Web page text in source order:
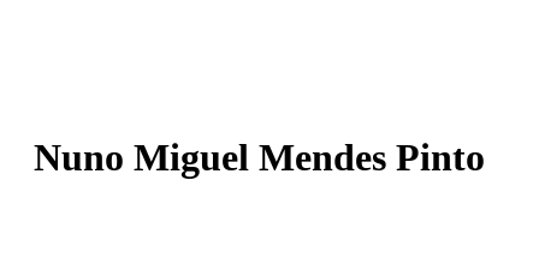
Nuno Miguel Mendes Pinto